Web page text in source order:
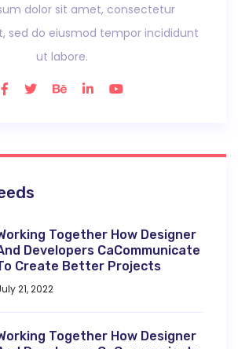
dolor sit amet, consectetur
sed do eiusmod tempor incididunt
ut labore.
Together How Designer
Developers CaCommunicate
Create Better Projects
21, 2022
Together How Designer